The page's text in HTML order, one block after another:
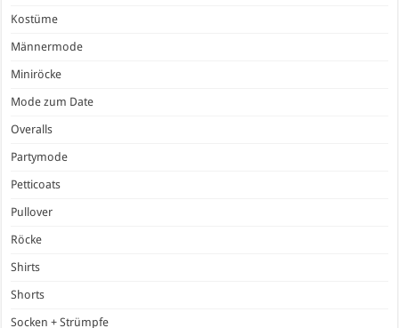
Kostüme
Männermode
Miniröcke
Mode zum Date
Overalls
Partymode
Petticoats
Pullover
Röcke
Shirts
Shorts
Socken + Strümpfe